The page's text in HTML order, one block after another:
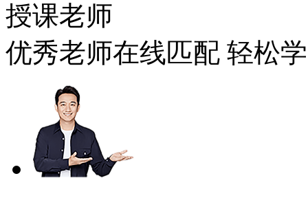
授课老师
优秀老师在线匹配 轻松